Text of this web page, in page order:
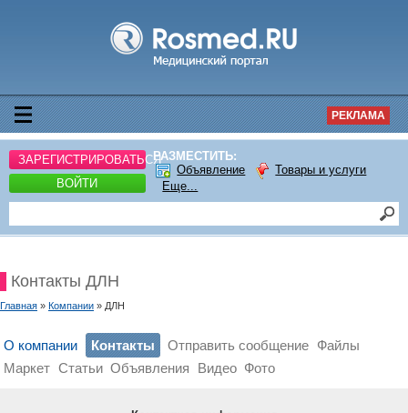
РЕКЛАМА
ЗАРЕГИСТРИРОВАТЬСЯ
ВОЙТИ
РАЗМЕСТИТЬ:
Объявление
Товары и услуги
Еще...
Контакты ДЛН
Главная » Компании » ДЛН
О компании Контакты Отправить сообщение Файлы
Маркет Статьи Объявления Видео Фото